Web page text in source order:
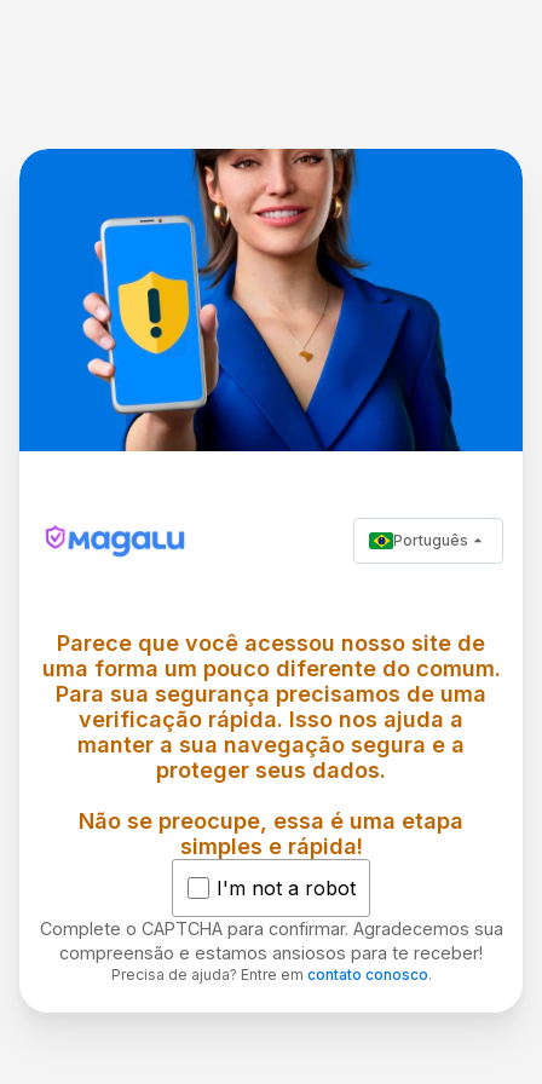
Português
Parece que você acessou nosso site de
uma forma um pouco diferente do comum.
Para sua segurança precisamos de uma
verificação rápida. Isso nos ajuda a
manter a sua navegação segura e a
proteger seus dados.
Não se preocupe, essa é uma etapa
simples e rápida!
I'm not a robot
Complete o CAPTCHA para confirmar. Agradecemos sua
compreensão e estamos ansiosos para te receber!
Precisa de ajuda? Entre em contato conosco.